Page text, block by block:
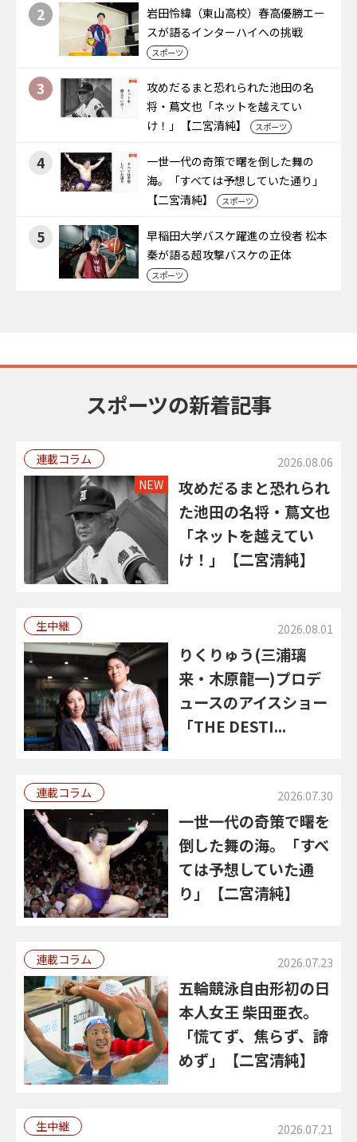
2
岩田怜緯（東山高校）春高優勝エー
スが語るインターハイへの挑戦
スポーツ
3
攻めだるまと恐れられた池田の名
将・蔦文也「ネットを越えてい
け！」【二宮清純】
スポーツ
4
一世一代の奇策で曙を倒した舞の
海。「すべては予想していた通り」
【二宮清純】
スポーツ
5
早稲田大学バスケ躍進の立役者 松本
秦が語る超攻撃バスケの正体
スポーツ
スポーツの新着記事
連載コラム 2026.08.06
NEW
攻めだるまと恐れられ
た池田の名将・蔦文也
「ネットを越えてい
け！」【二宮清純】
生中継 2026.08.01
りくりゅう(三浦璃
来・木原龍一)プロデ
ュースのアイスショー
「THE DESTI...
連載コラム 2026.07.30
一世一代の奇策で曙を
倒した舞の海。「すべ
ては予想していた通
り」【二宮清純】
連載コラム 2026.07.23
五輪競泳自由形初の日
本人女王 柴田亜衣。
「慌てず、焦らず、諦
めず」【二宮清純】
生中継 2026.07.21